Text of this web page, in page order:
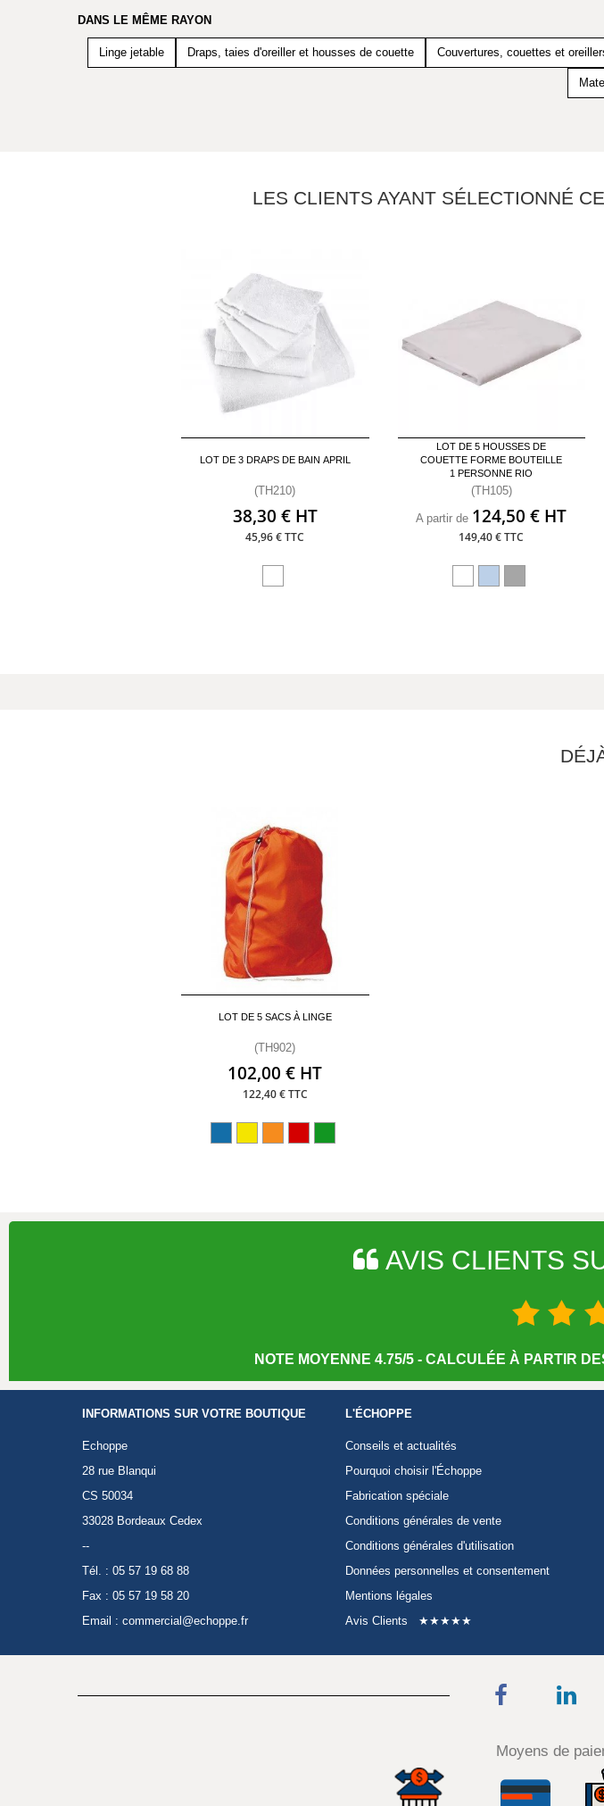
DANS LE MÊME RAYON
Linge jetable Draps, taies d'oreiller et housses de couette Couvertures, couettes et
LES CLIENTS AYANT SÉLECTIONNÉ
LOT DE 3 DRAPS DE BAIN APRIL
(TH210)
38,30 € HT
45,96 € TTC
LOT DE 5 HOUSSES DE
COUETTE FORME BOUTEILLE
1 PERSONNE RIO
(TH105)
A partir de 124,50 € HT
149,40 € TTC
LOT DE 5 SACS À LINGE
(TH902)
102,00 € HT
122,40 € TTC
AVIS CLIENTS
NOTE MOYENNE 4.75/5 - CALCULÉE À PARTIR
INFORMATIONS SUR VOTRE BOUTIQUE
Echoppe
28 rue Blanqui
CS 50034
33028 Bordeaux Cedex
--
Tél. : 05 57 19 68 88
Fax : 05 57 19 58 20
Email : commercial@echoppe.fr
L'ÉCHOPPE
Conseils et actualités
Pourquoi choisir l'Échoppe
Fabrication spéciale
Conditions générales de vente
Conditions générales d'utilisation
Données personnelles et consentement
Mentions légales
Avis Clients
★★★★★
Moyens de